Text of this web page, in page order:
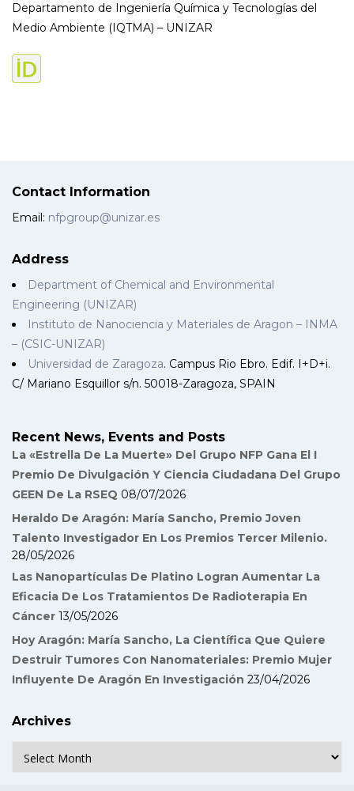
Departamento de Ingeniería Química y Tecnologías del
Medio Ambiente (IQTMA) – UNIZAR
Contact Information
Email: nfpgroup@unizar.es
Address
Department of Chemical and Environmental
Engineering (UNIZAR)
Instituto de Nanociencia y Materiales de Aragon – INMA
– (CSIC-UNIZAR)
Universidad de Zaragoza. Campus Rio Ebro. Edif. I+D+i.
C/ Mariano Esquillor s/n. 50018-Zaragoza, SPAIN
Recent News, Events and Posts
La «Estrella De La Muerte» Del Grupo NFP Gana El I
Premio De Divulgación Y Ciencia Ciudadana Del Grupo
GEEN De La RSEQ 08/07/2026
Heraldo De Aragón: María Sancho, Premio Joven
Talento Investigador En Los Premios Tercer Milenio.
28/05/2026
Las Nanopartículas De Platino Logran Aumentar La
Eficacia De Los Tratamientos De Radioterapia En
Cáncer 13/05/2026
Hoy Aragón: María Sancho, La Científica Que Quiere
Destruir Tumores Con Nanomateriales: Premio Mujer
Influyente De Aragón En Investigación 23/04/2026
Archives